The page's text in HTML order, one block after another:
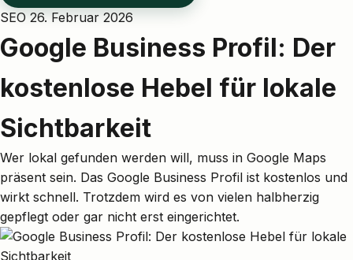
SEO 26. Februar 2026
Google Business Profil: Der
kostenlose Hebel für lokale
Sichtbarkeit
Wer lokal gefunden werden will, muss in Google Maps
präsent sein. Das Google Business Profil ist kostenlos und
wirkt schnell. Trotzdem wird es von vielen halbherzig
gepflegt oder gar nicht erst eingerichtet.